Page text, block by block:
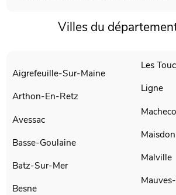
Villes du
Aigrefeuille-Sur-Maine
Arthon-En-Retz
Avessac
Basse-Goulaine
Batz-Sur-Mer
Besne
Les
Ligne
Malville